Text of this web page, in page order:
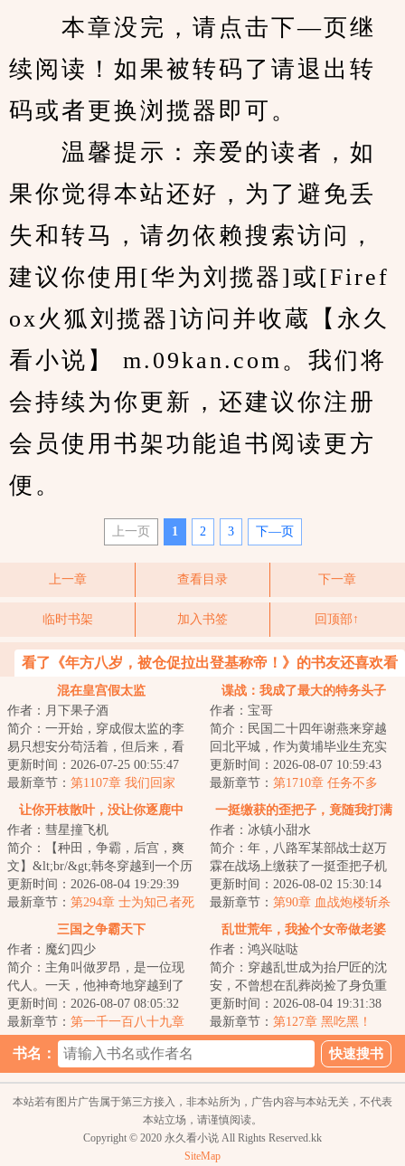
本章没完，请点击下—页继
续阅读！如果被转码了请退出转
码或者更换浏揽器即可。
温馨提示：亲爱的读者，如
果你觉得本站还好，为了避免丢
失和转马，请勿依赖搜索访问，
建议你使用[华为刘揽器]或[Firef
ox火狐刘揽器]访问并收蔵【永久
看小说】 m.09kan.com。我们将
会持续为你更新，还建议你注册
会员使用书架功能追书阅读更方
便。
上一页 1 2 3 下—页
上一章 查看目录 下一章
临时书架 加入书签 回顶部↑
看了《年方八岁，被仓促拉出登基称帝！》的书友还喜欢看
混在皇宫假太监
作者：月下果子酒
简介：一开始，穿成假太监的李
易只想安分苟活着，但后来，看
着高贵雍容的皇后，李易心思变
了。“江山你坐...
更新时间：2026-07-25 00:55:47
最新章节： 第1107章 我们回家
谍战：我成了最大的特务头子
作者：宝哥
简介：民国二十四年谢燕来穿越
回北平城，作为黄埔毕业生充实
北平分站，半个月粉碎特高课石
川少佐收买北平...
更新时间：2026-08-07 10:59:43
最新章节： 第1710章 任务不多
让你开枝散叶，没让你逐鹿中
原！
作者：彗星撞飞机
简介：【种田，争霸，后宫，爽
文】&lt;br/&gt;韩冬穿越到一个历
史中从未有过的朝代，被一小女
子拍卖回家...
更新时间：2026-08-04 19:29:39
最新章节： 第294章 士为知己者死
一挺缴获的歪把子，竟随我打满
全场
作者：冰镇小甜水
简介：年，八路军某部战士赵万
霖在战场上缴获了一挺歪把子机
枪，这挺歪把子跟随赵万霖从晋
西北到晋察冀让...
更新时间：2026-08-02 15:30:14
最新章节： 第90章 血战炮楼斩杀
顽寇
三国之争霸天下
作者：魔幻四少
简介：主角叫做罗昂，是一位现
代人。一天，他神奇地穿越到了
东汉末年。罗昂决定在东汉末年
大展拳脚，征服...
更新时间：2026-08-07 08:05:32
最新章节： 第一千一百八十九章
乱世荒年，我捡个女帝做老婆
作者：鸿兴哒哒
简介：穿越乱世成为抬尸匠的沈
安，不曾想在乱葬岗捡了身负重
伤的女帝回家，他用现代知识，
一次次改变女帝...
更新时间：2026-08-04 19:31:38
最新章节： 第127章 黑吃黑！
书名：
本站若有图片广告属于第三方接入，非本站所为，广告内容与本站无关，不代表
本站立场，请谨慎阅读。
Copyright © 2020 永久看小说 All Rights Reserved.kk
SiteMap